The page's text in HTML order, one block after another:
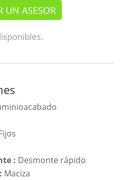
UN ASESOR
: Desmonte rápido
Maciza